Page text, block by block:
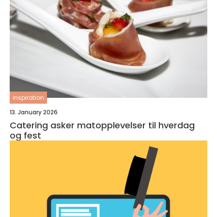
inspiration
13. January 2026
Catering asker matopplevelser til hverdag
og fest